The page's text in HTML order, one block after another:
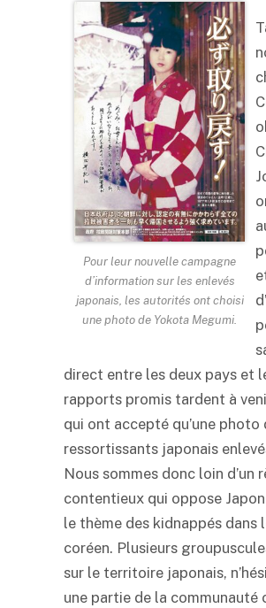
Pour leur nouvelle campagne
d’information sur les enlevés
japonais, les autorités ont choisi
une photo de Yokota Megumi.
direct entre les deux pays et
rapports promis tardent à
qui ont accepté qu’une
ressortissants japonais
Nous sommes donc loin d’un
contentieux qui oppose
le thème des kidnappés dans
coréen. Plusieurs
sur le territoire japonais,
une partie de la communauté